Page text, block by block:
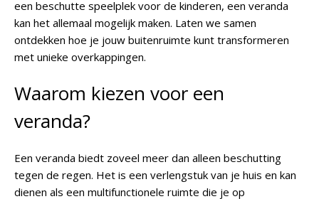
een beschutte speelplek voor de kinderen, een veranda
kan het allemaal mogelijk maken. Laten we samen
ontdekken hoe je jouw buitenruimte kunt transformeren
met unieke overkappingen.
Waarom kiezen voor een
veranda?
Een veranda biedt zoveel meer dan alleen beschutting
tegen de regen. Het is een verlengstuk van je huis en kan
dienen als een multifunctionele ruimte die je op